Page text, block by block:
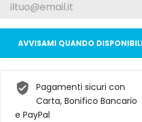
AVVISAMI QUANDO
Pagamenti sicuri con
Carta, Bonifico Bancario
e PayPal